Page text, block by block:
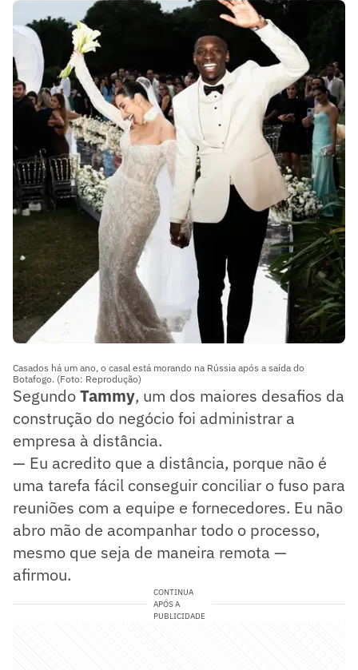
Casados há um ano, o casal está morando na Rússia após a saída do
Botafogo. (Foto: Reprodução)
SegundoTammy, um dos maiores desafios da
construção do negócio foi administrar a
empresa à distância.
— Eu acredito que a distância, porque não é
uma tarefa fácil conseguir conciliar o fuso para
reuniões com a equipe e fornecedores. Eu não
abro mão de acompanhar todo o processo,
mesmo que seja de maneira remota —
afirmou.
CONTINUA
APÓS A
PUBLICIDADE